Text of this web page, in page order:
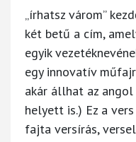
„írhatsz várom”
két betű a cím,
egyik
egy innovatív
akár állhat az angol
helyett is.) Ez a
fajta versírás,